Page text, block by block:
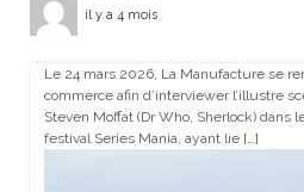
il y a 4 mois
Le 24 mars 2026, La Manufacture se
commerce afin d’interviewer l’illustre
Steven Moffat (Dr Who, Sherlock) dans
festival Series Mania, ayant lie […]